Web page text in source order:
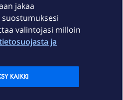
jakaa
valintojasi milloin
ja
KAIKKI